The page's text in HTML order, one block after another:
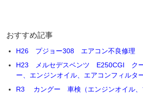
おすすめ記事
H26 プジョー308 エアコン不良修理
H23 メルセデスベンツ E250CGI ク
ー、エンジンオイル、エアコンフィルタ
R3 カングー 車検（エンジンオイル、